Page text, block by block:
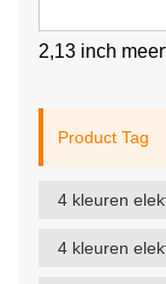
2,13 inch
Product Tag
4 kleuren